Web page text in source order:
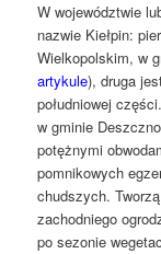
W województwie
nazwie Kiełpin:
Wielkopolskim, w
artykule), druga
południowej
w gminie
potężnymi
pomnikowych
chudszych.
zachodniego
po sezonie